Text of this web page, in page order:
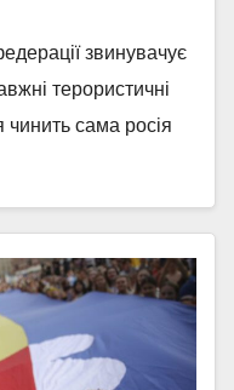
звинувачує
терористичні
сама росія